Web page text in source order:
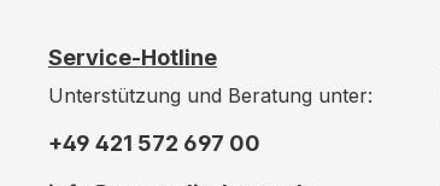
Service-Hotline
Unterstützung und Beratung unter:
+49 421 572 697 00